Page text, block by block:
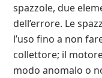
spazzole, due
dell’errore. Le
l’uso fino a non
collettore; il
modo anomalo o